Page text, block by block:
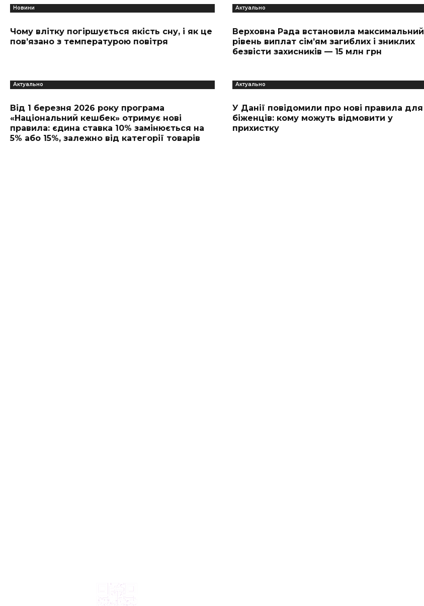
Новини
Чому влітку погіршується якість сну, і як це
пов’язано з температурою повітря
Актуально
Верховна Рада встановила максимальний
рівень виплат сім’ям загиблих і зниклих
безвісти захисників — 15 млн грн
Актуально
Від 1 березня 2026 року програма
«Національний кешбек» отримує нові
правила: єдина ставка 10% замінюється на
5% або 15%, залежно від категорії товарів
Актуально
У Данії повідомили про нові правила для
біженців: кому можуть відмовити у
прихистку